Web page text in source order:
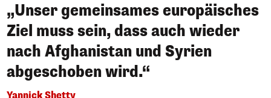
„Unser gemeinsames europäisches
Ziel muss sein, dass auch wieder
nach Afghanistan und Syrien
abgeschoben wird.“
Yannick Shetty